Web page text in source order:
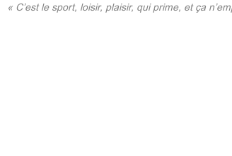
« C’est le sport, loisir, plaisir, qui prime, et ça